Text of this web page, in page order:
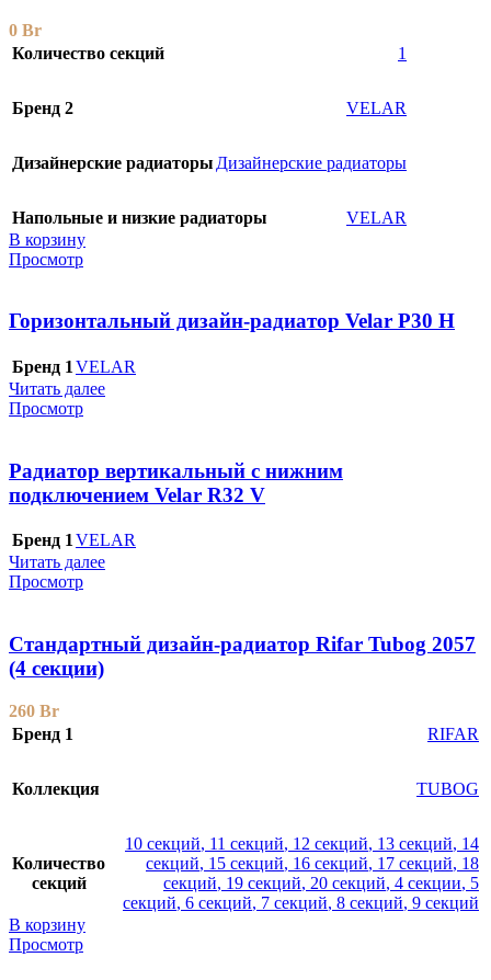
0 Br
Количество секций
1
Бренд 2 VELAR
Дизайнерские радиаторы Дизайнерские радиаторы
Напольные и низкие радиаторы
VELAR
В корзину
Просмотр
Горизонтальный дизайн-радиатор Velar P30 H
Бренд 1 VELAR
Читать далее
Просмотр
Радиатор вертикальный с нижним
подключением Velar R32 V
Бренд 1VELAR
Читать далее
Просмотр
Стандартный дизайн-радиатор Rifar Tubog 2057
(4 секции)
260 Br
Бренд 1
RIFAR
Коллекция TUBOG
Количество
секций
10 секций, 11 секций, 12 секций, 13 секций, 14
секций, 15 секций, 16 секций, 17 секций, 18
секций, 19 секций, 20 секций, 4 секции, 5
секций, 6 секций, 7 секций, 8 секций, 9 секций
В корзину
Просмотр